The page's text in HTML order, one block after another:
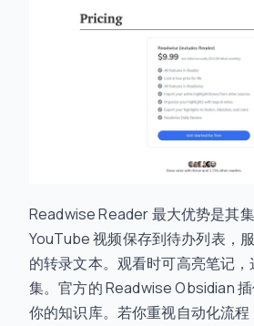
Readwise Reader 最大优势是其
YouTube 视频保存到待办列表，
的转录文本。观看时可高亮笔记
集。官方的 Readwise Obsidian
你的知识库。若你重视自动化流程